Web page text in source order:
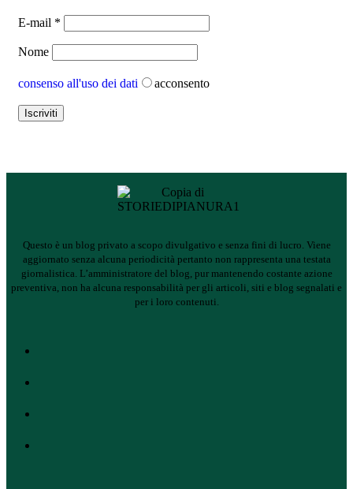
E-mail *
Nome
consenso all'uso dei dati acconsento
Questo è un blog privato a scopo divulgativo e senza fini di lucro. Viene
aggiornato senza alcuna periodicità pertanto non rappresenta una testata
giornalistica. L’amministratore del blog, pur mantenendo costante azione
preventiva, non ha alcuna responsabilità per gli articoli, siti e blog segnalati e
per i loro contenuti.